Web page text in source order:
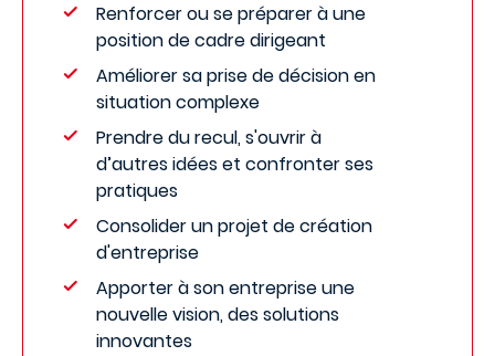
Renforcer ou se préparer à une
position de cadre dirigeant
Améliorer sa prise de décision en
situation complexe
Prendre du recul, s'ouvrir à
d’autres idées et confronter ses
pratiques
Consolider un projet de création
d'entreprise
Apporter à son entreprise une
nouvelle vision, des solutions
innovantes